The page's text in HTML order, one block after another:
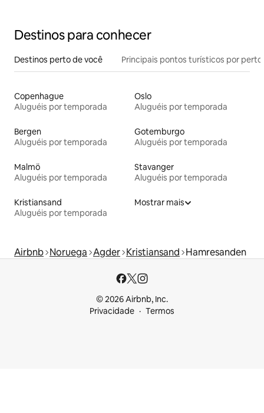
Destinos para conhecer
Destinos perto de você Principais pontos turísticos por perto
Copenhague
Aluguéis por temporada
Oslo
Aluguéis por temporada
Bergen
Aluguéis por temporada
Gotemburgo
Aluguéis por temporada
Malmö
Aluguéis por temporada
Stavanger
Aluguéis por temporada
Kristiansand
Aluguéis por temporada
Mostrar mais
Airbnb Noruega Agder Kristiansand Hamresanden
© 2026 Airbnb, Inc.
Privacidade
Termos